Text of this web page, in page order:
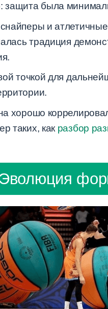
защита была
и
традиция
точкой для
хорошо
таких, как разбор